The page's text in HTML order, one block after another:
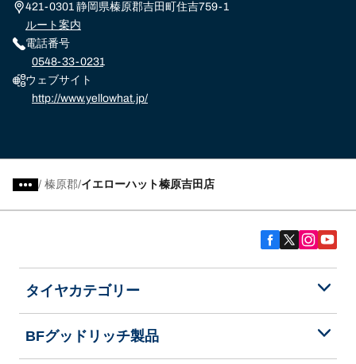
421-0301 静岡県榛原郡吉田町住吉759-1
ルート案内
電話番号
0548-33-0231
ウェブサイト
http://www.yellowhat.jp/
/ 榛原郡 イエローハット榛原吉田店
タイヤカテゴリー
BFグッドリッチ製品